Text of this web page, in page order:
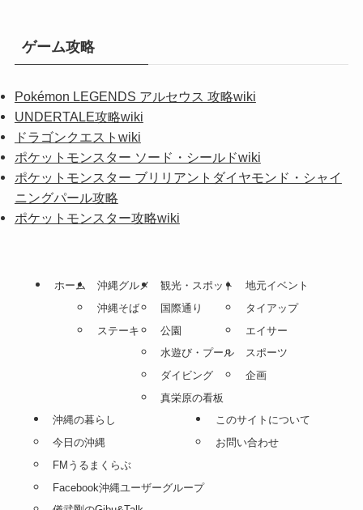
ゲーム攻略
Pokémon LEGENDS アルセウス 攻略wiki
UNDERTALE攻略wiki
ドラゴンクエストwiki
ポケットモンスター ソード・シールドwiki
ポケットモンスター ブリリアントダイヤモンド・シャイ
ニングパール攻略
ポケットモンスター攻略wiki
ホーム
沖縄グルメ
沖縄そば
ステーキ
観光・スポット
国際通り
公園
水遊び・プール
ダイビング
真栄原の看板
地元イベント
タイアップ
エイサー
スポーツ
企画
沖縄の暮らし
今日の沖縄
FMうるまくらぶ
Facebook沖縄ユーザーグループ
このサイトについて
お問い合わせ